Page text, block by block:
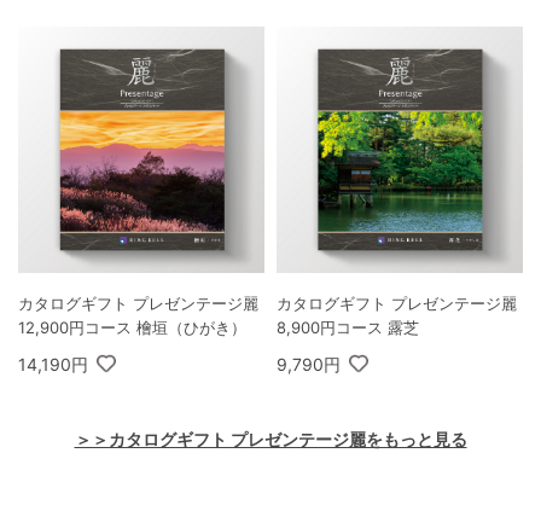
カタログギフト プレゼンテージ麗
12,900円コース 檜垣（ひがき）
14,190円
カタログギフト プレゼンテージ麗
8,900円コース 露芝
9,790円
＞＞カタログギフト プレゼンテージ麗をもっと見る